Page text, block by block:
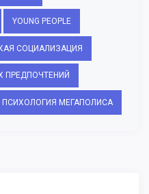
YOUNG PEOPLE
СОЦИАЛИЗАЦИЯ
ПРЕДПОЧТЕНИЙ
ПСИХОЛОГИЯ МЕГАПОЛИСА